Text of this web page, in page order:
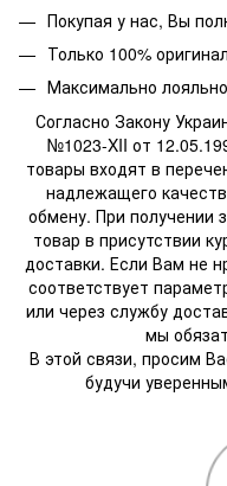
Покупая у нас, Вы
Только 100%
Максимально
Согласно Закону
№1023-XII от
товары входят в
надлежащего
обмену. При получении
товар в присутствии
доставки. Если Вам не
соответствует
или через службу
мы
В этой связи, просим
будучи